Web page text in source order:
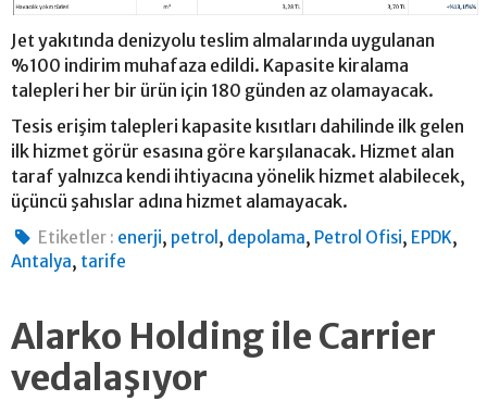
Jet yakıtında denizyolu teslim almalarında uygulanan
%100 indirim muhafaza edildi. Kapasite kiralama
talepleri her bir ürün için 180 günden az olamayacak.
Tesis erişim talepleri kapasite kısıtları dahilinde ilk gelen
ilk hizmet görür esasına göre karşılanacak. Hizmet alan
taraf yalnızca kendi ihtiyacına yönelik hizmet alabilecek,
üçüncü şahıslar adına hizmet alamayacak.
Etiketler : enerji, petrol , depolama, Petrol Ofisi, EPDK,
Antalya, tarife
Alarko Holding ile Carrier
vedalaşıyor